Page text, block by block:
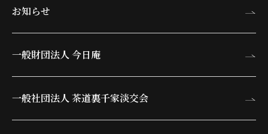
お知らせ
一般財団法人 今日庵
一般社団法人 茶道裏千家淡交会